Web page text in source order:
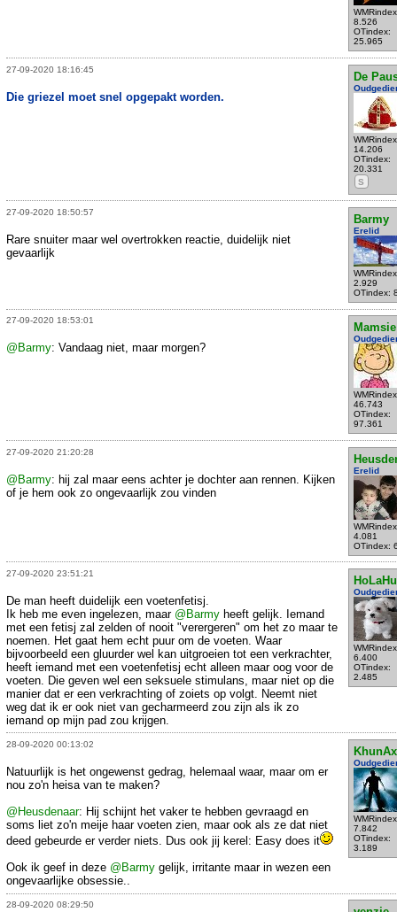
8.526
OTindex:
25.965
27-09-2020 18:16:45
De
14.206
OTindex:
20.331
S
Die griezel moet snel opgepakt worden.
27-09-2020 18:50:57
Barmy
Erelid
2.929
OTindex:
Rare snuiter maar wel overtrokken reactie, duidelijk niet
gevaarlijk
27-09-2020 18:53:01
Mamsie
46.743
OTindex:
97.361
@Barmy: Vandaag niet, maar morgen?
27-09-2020 21:20:28
Erelid
4.081
OTindex:
@Barmy: hij zal maar eens achter je dochter aan rennen. Kijken
of je hem ook zo ongevaarlijk zou vinden
27-09-2020 23:51:21
HoLaHu
6.400
OTindex:
2.485
De man heeft duidelijk een voetenfetisj.
Ik heb me even ingelezen, maar @Barmy heeft gelijk. Iemand
met een fetisj zal zelden of nooit "verergeren" om het zo maar te
noemen. Het gaat hem echt puur om de voeten. Waar
bijvoorbeeld een gluurder wel kan uitgroeien tot een verkrachter,
heeft iemand met een voetenfetisj echt alleen maar oog voor de
voeten. Die geven wel een seksuele stimulans, maar niet op die
manier dat er een verkrachting of zoiets op volgt. Neemt niet
weg dat ik er ook niet van gecharmeerd zou zijn als ik zo
iemand op mijn pad zou krijgen.
28-09-2020 00:13:02
7.842
OTindex:
3.189
Natuurlijk is het ongewenst gedrag, helemaal waar, maar om er
nou zo'n heisa van te maken?
@Heusdenaar: Hij schijnt het vaker te hebben gevraagd en
soms liet zo'n meije haar voeten zien, maar ook als ze dat niet
deed gebeurde er verder niets. Dus ook jij kerel: Easy does it
Ook ik geef in deze @Barmy gelijk, irritante maar in wezen een
ongevaarlijke obsessie..
28-09-2020 08:29:50